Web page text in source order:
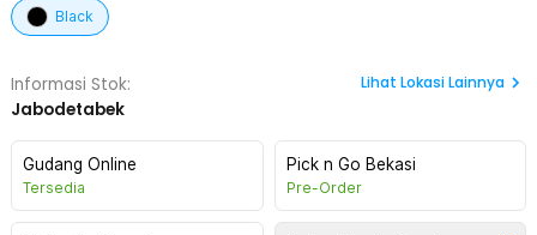
Black
Informasi Stok:
Jabodetabek
Lihat Lokasi Lainnya
Gudang Online
Tersedia
Pick n Go Bekasi
Pre-Order